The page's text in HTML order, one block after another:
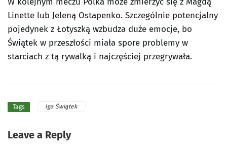
Linette lub Jeleną Ostapenko. Szczególnie potencjalny
pojedynek z Łotyszką wzbudza duże emocje, bo
Świątek w przeszłości miała spore problemy w
starciach z tą rywalką i najczęściej przegrywała.
Tags Iga Świątek
Leave a Reply